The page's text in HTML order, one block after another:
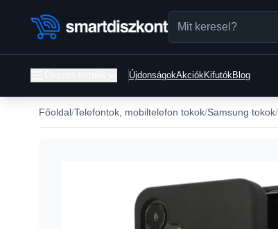
ÚjdonságokAkciókKifutókBlog
Főoldal Telefontok, mobiltelefon tokok Samsung tokok